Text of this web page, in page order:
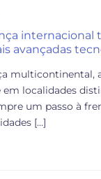
internacional
avançadas
multicontinental,
em localidades
um passo à
[…]